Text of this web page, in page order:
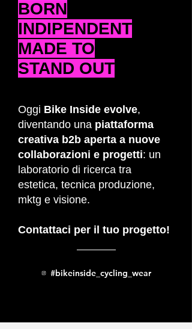
BORN
INDIPENDENT
MADE TO
STAND OUT
Oggi Bike Inside evolve,
diventando una piattaforma
creativa b2b aperta a nuove
collaborazioni e progetti: un
laboratorio di ricerca tra
estetica, tecnica produzione,
mktg e visione.
Contattaci per il tuo progetto!
#bikeinside_cycling_wear